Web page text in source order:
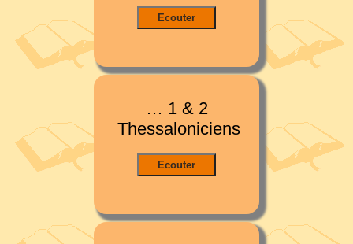
… 1 & 2
Thessaloniciens